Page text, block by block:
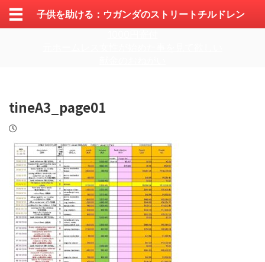
子供を助ける：ウガンダのストリートチルドレン
tineA3_page01